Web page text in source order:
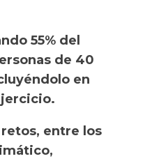
55% del
de 40
en
entre los